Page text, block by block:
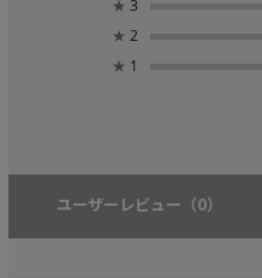
★ 3
★ 2
★ 1
ユーザーレビュー （0）